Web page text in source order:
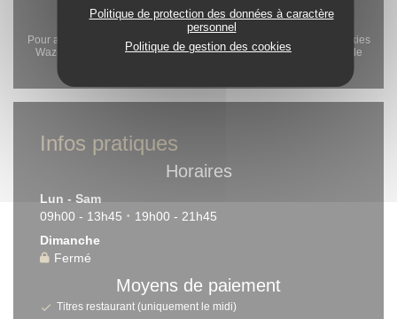
Politique de protection des données à caractère
personnel
Politique de gestion des cookies
Pour afficher la carte interactive Waze, vous devez accepter les cookies
Waze Map (Google). Ces cookies peuvent collecter des données de
Infos pratiques
Horaires
Lun - Sam
09h00 - 13h45 •
19h00 - 21h45
Dimanche
Fermé
Moyens de paiement
Titres restaurant (uniquement le midi)